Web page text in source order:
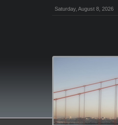
Saturday, August 8, 2026